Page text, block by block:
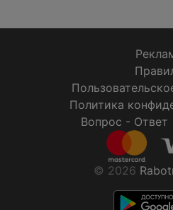
Политика
Вопрос - Ответ
© 2026